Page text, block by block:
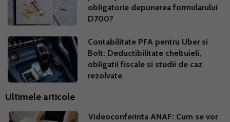
obligatorie depunerea formularului
D700?
Contabilitate PFA pentru Uber si
Bolt: Deductibilitate cheltuieli,
obligatii fiscale si studii de caz
rezolvate
Ultimele articole
Videoconferinta ANAF: Cum se vor